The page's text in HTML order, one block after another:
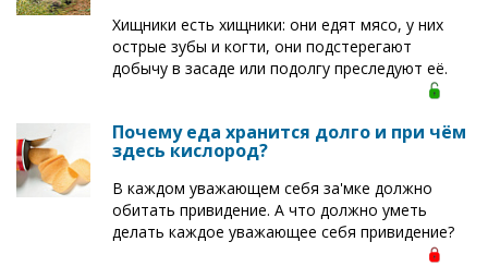
Хищники есть хищники: они едят мясо, у них
острые зубы и когти, они подстерегают
добычу в засаде или подолгу преследуют её.
Почему еда хранится долго и при чём
здесь кислород?
В каждом уважающем себя за'мке должно
обитать привидение. А что должно уметь
делать каждое уважающее себя привидение?